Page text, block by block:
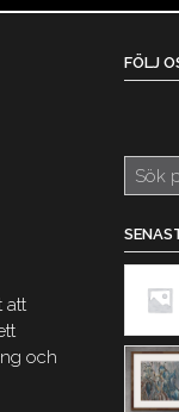
att
och
FÖLJ
Sök
efter: